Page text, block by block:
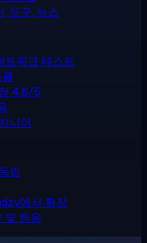
, 도구, 뉴스
트워크 테스트
4.6/5
니어
립
에서 확장
및 팀용